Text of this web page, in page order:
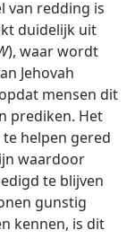
van redding is
duidelijk uit
), waar wordt
Jehovah
mensen dit
prediken. Het
helpen gered
waardoor
te blijven
gunstig
kennen, is dit